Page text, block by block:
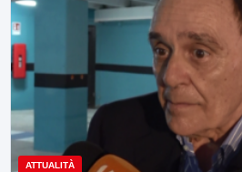
ATTUALITÀ